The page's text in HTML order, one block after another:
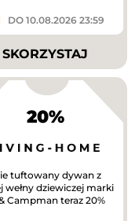
DO 10.08.2026 23:59
SKORZYSTAJ
20%
tuftowany dywan z
wełny dziewiczej marki
Campman teraz 20%